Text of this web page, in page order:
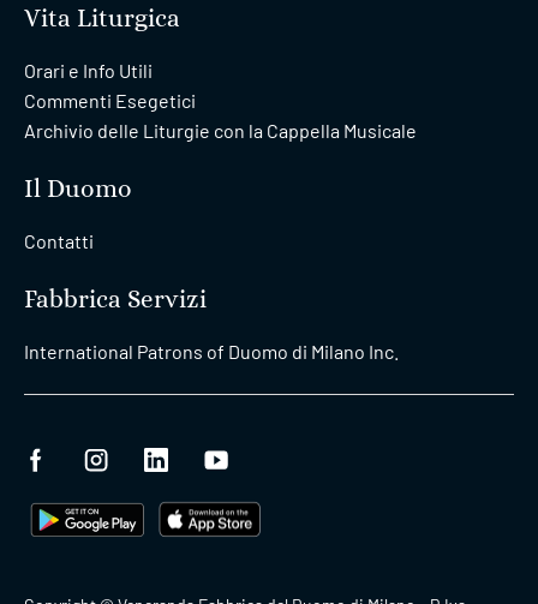
Vita Liturgica
Orari e Info Utili
Commenti Esegetici
Archivio delle Liturgie con la Cappella Musicale
Il Duomo
Contatti
Fabbrica Servizi
International Patrons of Duomo di Milano Inc.